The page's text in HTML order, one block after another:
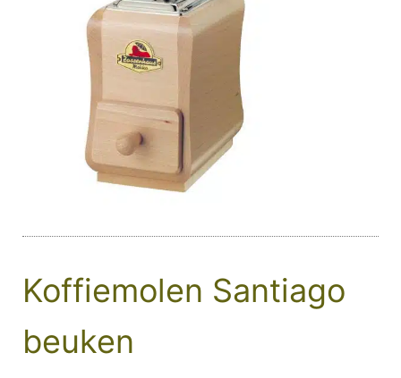
Koffiemolen Santiago
beuken